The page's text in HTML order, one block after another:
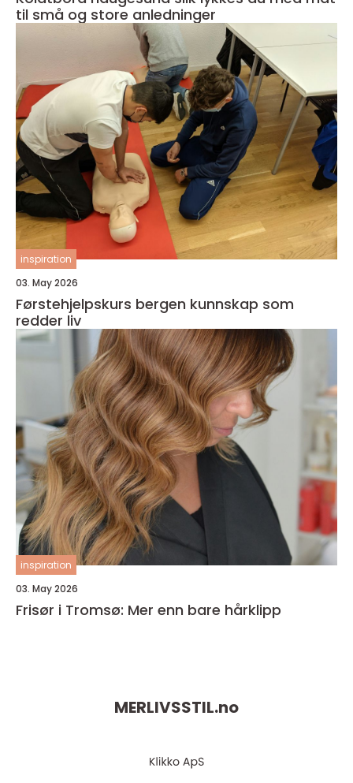
til små og store anledninger
inspiration
03. May 2026
Førstehjelpskurs bergen kunnskap som
redder liv
inspiration
03. May 2026
Frisør i Tromsø: Mer enn bare hårklipp
MERLIVSSTIL.no